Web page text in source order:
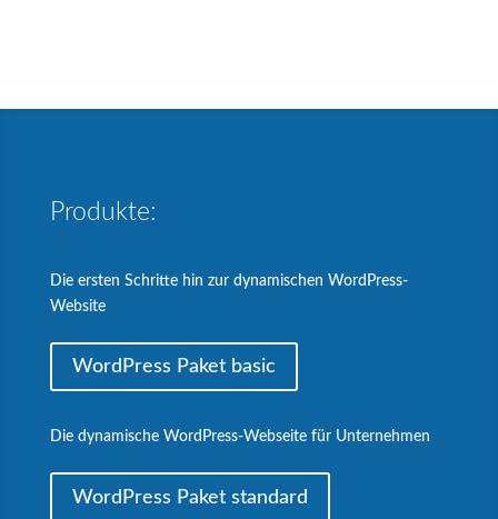
Produkte:
Die ersten Schritte hin zur dynamischen WordPress-
Website
WordPress Paket basic
Die dynamische WordPress-Webseite für Unternehmen
WordPress Paket standard